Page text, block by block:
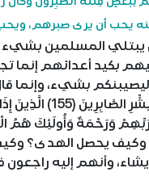
يحب أن يرى صبرهم،
المسلمين بشيء
بكيد أعدائهم إنما
بشيء، وإنما
مِنَ الأَمْوَالِ
وكيف يحصل الهدى؟
وأنهم إليه راجعون